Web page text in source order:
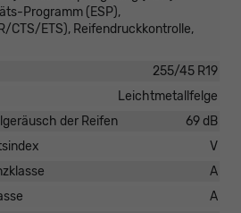
Programm (ESP),
CTS/ETS), Reifendruckkontrolle,
255/45 R19
Leichtmetallfelge
der Reifen
69 dB
V
A
A